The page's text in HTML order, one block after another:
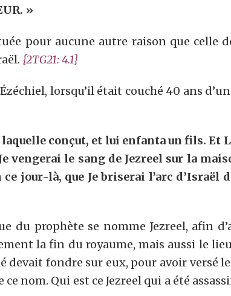
»
pour aucune autre raison que celle
{2TG21:4.1}
lorsqu’il était couché 40 ans
conçut, et lui enfanta un fils. Et
e vengerai le sang de Jezreel sur la
jour-là, que Je briserai l’arc d’Israël
du prophète se nomme Jezreel, afin
la fin du royaume, mais aussi le
fondre sur eux, pour avoir versé le
nom. Qui est ce Jezreel qui a été